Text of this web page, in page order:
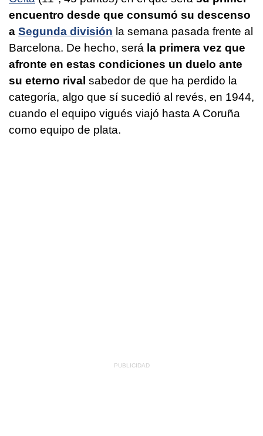
encuentro desde que consumó su descenso
a Segunda división la semana pasada frente al
Barcelona. De hecho, será la primera vez que
afronte en estas condiciones un duelo ante
su eterno rival sabedor de que ha perdido la
categoría, algo que sí sucedió al revés, en 1944,
cuando el equipo vigués viajó hasta A Coruña
como equipo de plata.